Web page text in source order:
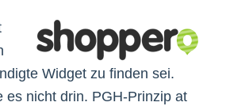
Widget zu finden sei.
es nicht drin. PGH-Prinzip at